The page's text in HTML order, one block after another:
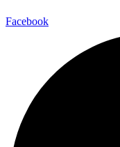
Facebook